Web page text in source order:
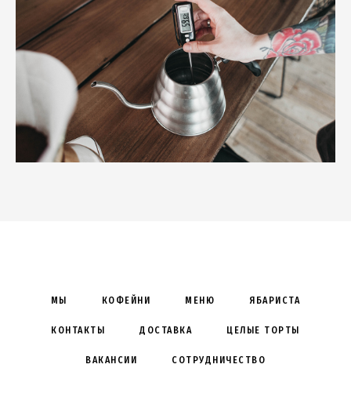
МЫ КОФЕЙНИ МЕНЮ ЯБАРИСТА
КОНТАКТЫ ДОСТАВКА ЦЕЛЫЕ ТОРТЫ
ВАКАНСИИ СОТРУДНИЧЕСТВО